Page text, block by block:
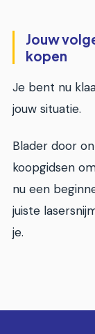
Jouw
kopen
Je bent nu
jouw situatie.
Blader door
koopgidsen
nu een
juiste
je.